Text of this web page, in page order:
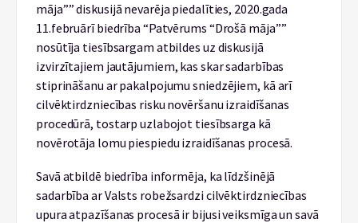
māja”” diskusijā nevarēja piedalīties, 2020.gada
11.februārī biedrība “Patvērums “Drošā māja””
nosūtīja tiesībsargam atbildes uz diskusijā
izvirzītajiem jautājumiem, kas skar sadarbības
stiprināšanu ar pakalpojumu sniedzējiem, kā arī
cilvēktirdzniecības risku novēršanu izraidīšanas
procedūrā, tostarp uzlabojot tiesībsarga kā
novērotāja lomu piespiedu izraidīšanas procesā.
Savā atbildē biedrība informēja, ka līdzšinējā
sadarbība ar Valsts robežsardzi cilvēktirdzniecības
upura atpazīšanas procesā ir bijusi veiksmīga un savā